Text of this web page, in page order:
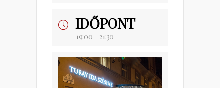
IDŐPONT
19:00 - 21:30